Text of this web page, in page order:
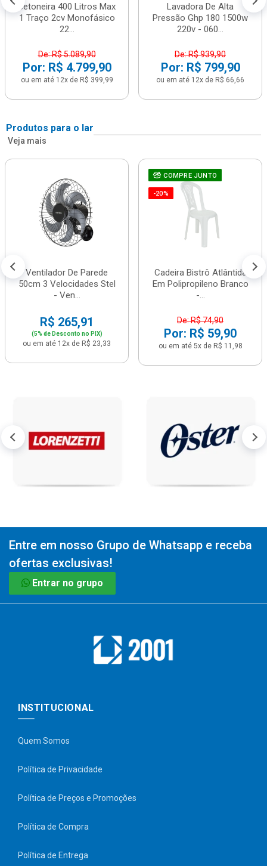
Betoneira 400 Litros Max
1 Traço 2cv Monofásico
22...
De: R$ 5.089,90
Por: R$ 4.799,90
ou em até 12x de R$ 399,99
Lavadora De Alta
Pressão Ghp 180 1500w
220v - 060...
De: R$ 939,90
Por: R$ 799,90
ou em até 12x de R$ 66,66
Produtos para o lar
Veja mais
Ventilador De Parede
50cm 3 Velocidades Stel
- Ven...
R$ 265,91
(5% de Desconto no PIX)
ou em até 12x de R$ 23,33
COMPRE JUNTO
-20%
Cadeira Bistrô Atlântida
Em Polipropileno Branco
-...
De: R$ 74,90
Por: R$ 59,90
ou em até 5x de R$ 11,98
Entre em nosso Grupo de Whatsapp e receba
ofertas exclusivas!
Entrar no grupo
INSTITUCIONAL
Quem Somos
Política de Privacidade
Política de Preços e Promoções
Política de Compra
Política de Entrega